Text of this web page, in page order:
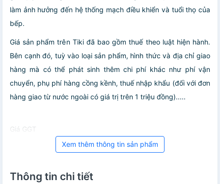
làm ảnh hưởng đến hệ thống mạch điều khiển và tuổi thọ của
bếp.
Giá sản phẩm trên Tiki đã bao gồm thuế theo luật hiện hành.
Bên cạnh đó, tuỳ vào loại sản phẩm, hình thức và địa chỉ giao
hàng mà có thể phát sinh thêm chi phí khác như phí vận
chuyển, phụ phí hàng cồng kềnh, thuế nhập khẩu (đối với đơn
hàng giao từ nước ngoài có giá trị trên 1 triệu đồng).....
Giá GGT
Xem thêm thông tin sản phẩm
Thông tin chi tiết